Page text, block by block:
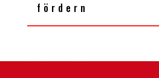
fördern